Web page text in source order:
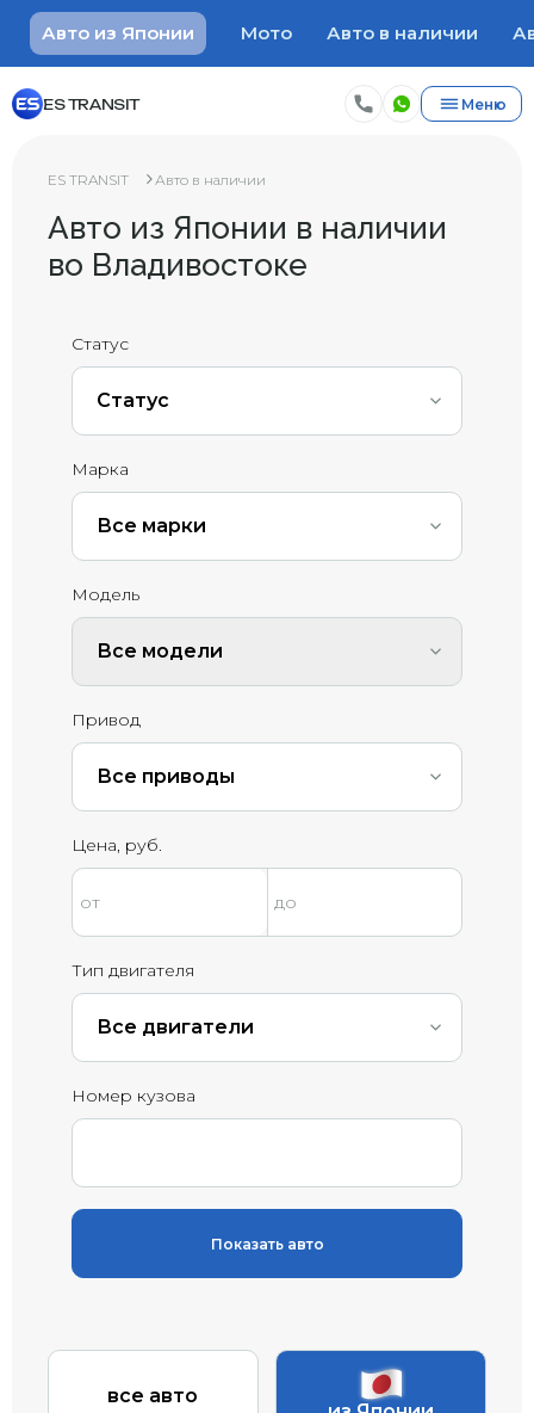
Авто из Японии Мото Авто в наличии
ES TRANSIT Меню
ES TRANSIT Авто в наличии
Авто из Японии в наличии
во Владивостоке
Статус
Статус
Марка
Все марки
Модель
Все модели
Привод
Все приводы
Цена, руб.
Тип двигателя
Все двигатели
Номер кузова
Показать авто
все авто